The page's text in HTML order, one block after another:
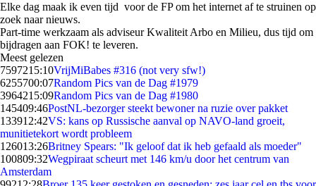
Elke dag maak ik even tijd voor de FP om het internet af te struinen op
zoek naar nieuws.
Part-time werkzaam als adviseur Kwaliteit Arbo en Milieu, dus tijd om
bijdragen aan FOK! te leveren.
Meest gelezen
7597215:10VrijMiBabes #316 (not very sfw!)
6255700:07Random Pics van de Dag #1979
3964215:09Random Pics van de Dag #1980
145409:46PostNL-bezorger steekt bewoner na ruzie over pakket
133912:42VS: kans op Russische aanval op NAVO-land groeit,
munitietekort wordt probleem
126013:26Britney Spears: "Ik geloof dat ik heb gefaald als moeder"
100809:32Wegpiraat scheurt met 146 km/u door het centrum van
Amsterdam